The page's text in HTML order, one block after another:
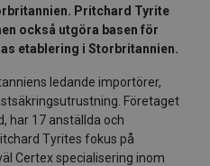
Pritchard Tyrite
också utgöra basen för
etablering i Storbritannien.
ledande importörer,
Företaget
har 17 anställda och
Tyrites fokus på
Certex specialisering inom